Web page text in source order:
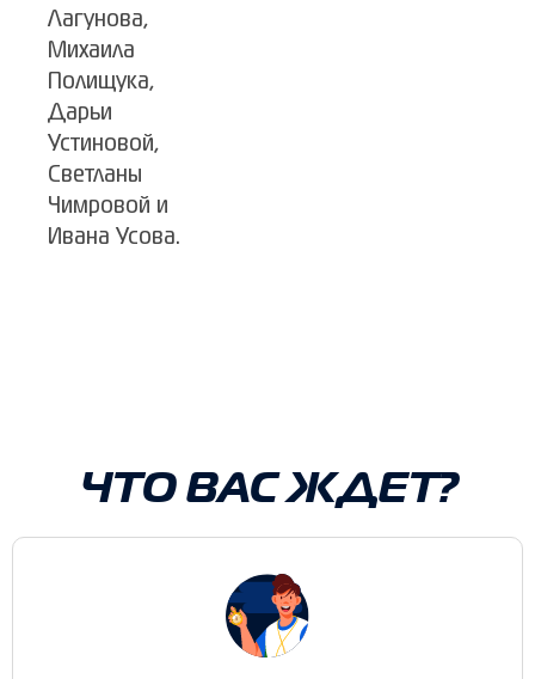
Лагунова,
Михаила
Полищука,
Дарьи
Устиновой,
Светланы
Чимровой и
Ивана Усова.
ЧТО ВАС ЖДЕТ?